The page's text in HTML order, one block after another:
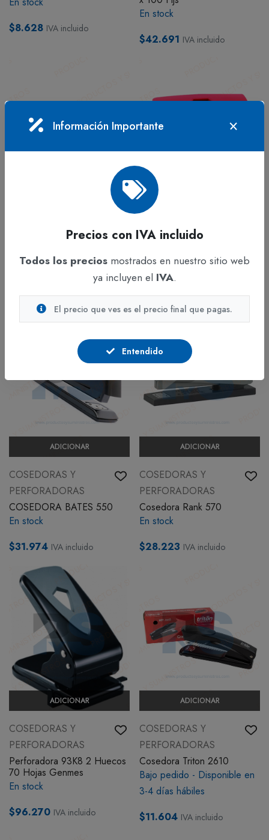
$8.628 IVA incluido
En stock
$42.691 IVA incluido
PERFORADORAS
Cosedora Rank 220
En stock
$18.810 IVA incluido
PERFORADORAS
Perforadora Rank 1020
En stock
$11.250 IVA incluido
ADICIONAR
COSEDORAS Y
PERFORADORAS
COSEDORA BATES 550
En stock
$31.974 IVA incluido
ADICIONAR
COSEDORAS Y
PERFORADORAS
Cosedora Rank 570
En stock
$28.223 IVA incluido
ADICIONAR
COSEDORAS Y
PERFORADORAS
Perforadora 93K8 2 Huecos
70 Hojas Genmes
En stock
$96.270 IVA incluido
ADICIONAR
COSEDORAS Y
PERFORADORAS
Cosedora Triton 2610
Bajo pedido - Disponible en
3-4 días hábiles
$11.604 IVA incluido
Información Importante
Precios con IVA incluido
Todos los precios mostrados en nuestro sitio web
ya incluyen el IVA.
El precio que ves es el precio final que pagas.
Entendido